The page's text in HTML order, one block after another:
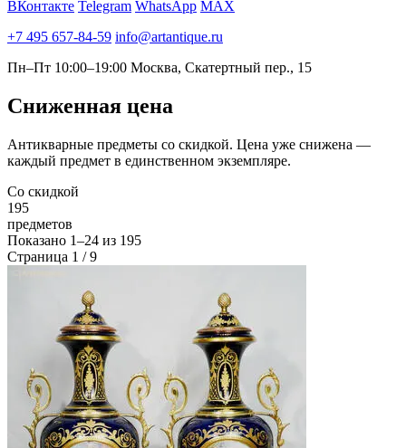
ВКонтакте Telegram WhatsApp MAX
+7 495 657-84-59 info@artantique.ru
Пн–Пт 10:00–19:00 Москва, Скатертный пер., 15
Сниженная цена
Антикварные предметы со скидкой. Цена уже снижена —
каждый предмет в единственном экземпляре.
Со скидкой
195
предметов
Показано 1–24 из 195
Страница 1 / 9